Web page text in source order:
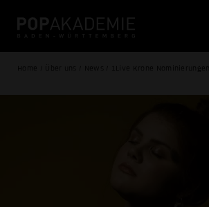
Home / Über uns / News / 1Live Krone Nominierungen